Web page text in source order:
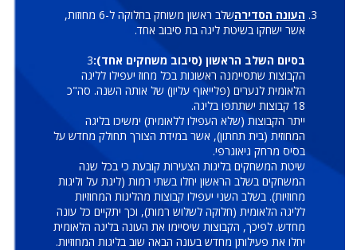
העונה הסדירה
שלב ראשון משוחק בחלוקה ל-6 מחוזות,
אשר ישחקו בשיטת ליגה בת סיבוב אחד.
בסיום השלב הראשון (סיבוב משחקים אחד):3
הקבוצות שתסיימנה ראשונות בכל מחוז יעפילו לליגה
הלאומית לנערים (פלייאוף עליון) של אותה השנה. סה"כ
18 קבוצות ישתתפו בליגה.
ייתר הקבוצות (שלא העפילו ללאומית) ימשיכו בליגה
המחוזית (בית תחתון), אשר במידת הצורך תחולק מחדש על
בסיס מרחק גיאוגרפי.
שיטת המשחקים בליגות הצעירות קובעת כי בכל שנה
המשחקים בשלב הראשון יחלו בשתי רמות (ליגת על וליגות
מחוזיות). בשלב השני יעפילו קבוצות מהליגות המחוזיות
לליגה הלאומית (חלוקה לשלוש רמות), וכך יתקיים כל עונה
מחדש. לפיכך, הקבוצות שיסיימו את העונה בליגה הלאומית
יחלו את פעילותן מחדש בעונה הבאה שוב בליגות המחוזיות.